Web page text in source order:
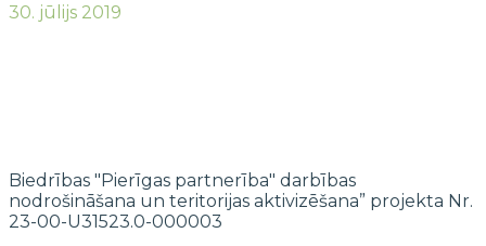
30. jūlijs 2019
Biedrības "Pierīgas partnerība" darbības
nodrošināšana un teritorijas aktivizēšana” projekta Nr.
23-00-U31523.0-000003